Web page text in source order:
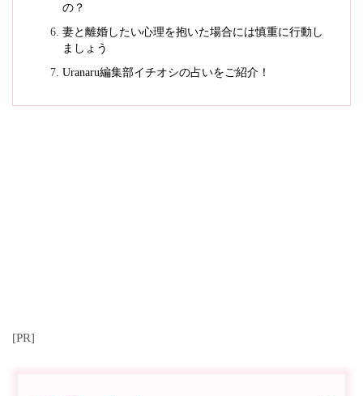
の？
妻と離婚したい心理を抱いた場合には慎重に行動し
ましょう
Uranaru編集部イチオシの占いをご紹介！
[PR]